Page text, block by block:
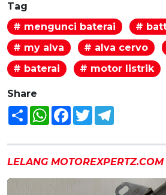
Tag
# mengunci baterai
#
# my alva
# alva cervo
# baterai
# motor listrik
Share
Share WhatsAppFacebook
Twitter
LELANG MOTOREXPERTZ.COM